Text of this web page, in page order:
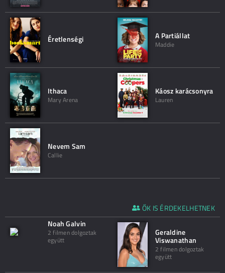
Éretlenségi A Partiállat
Maddie
Ithaca
Mary Arena
Káosz karácsonyra
Lauren
Nevem Sam
Callie
ŐK IS ÉRDEKELHETNEK
Noah Galvin
2 filmen dolgoztak
együtt
Geraldine
Viswanathan
2 filmen dolgoztak
együtt